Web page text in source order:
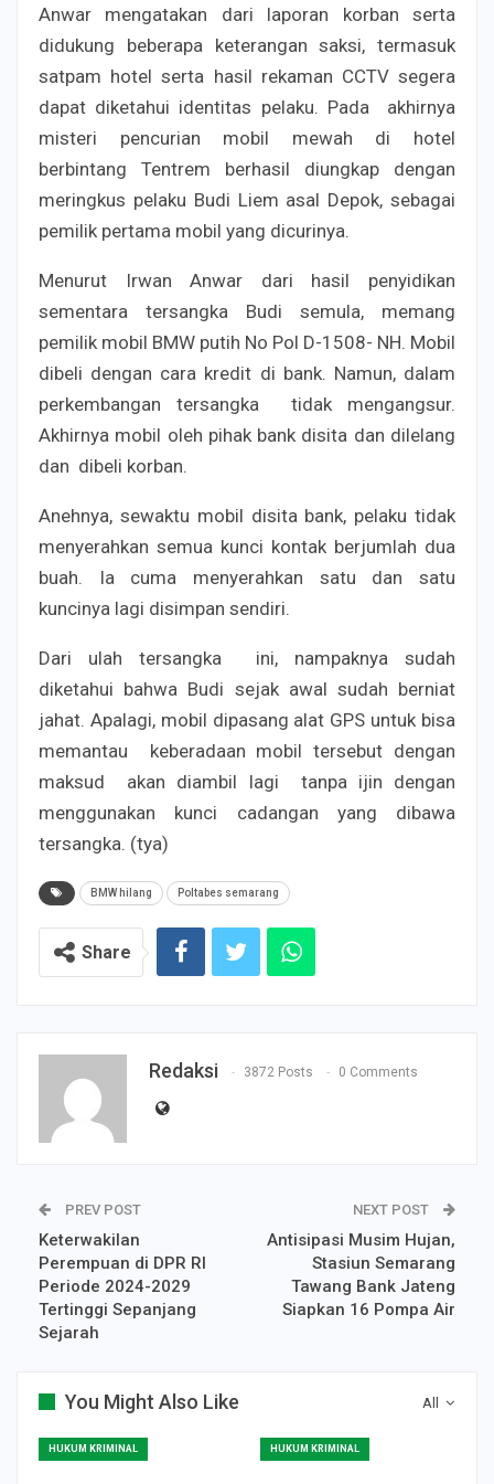
Anwar mengatakan dari laporan korban serta
didukung beberapa keterangan saksi, termasuk
satpam hotel serta hasil rekaman CCTV segera
dapat diketahui identitas pelaku. Pada akhirnya
misteri pencurian mobil mewah di hotel
berbintang Tentrem berhasil diungkap dengan
meringkus pelaku Budi Liem asal Depok, sebagai
pemilik pertama mobil yang dicurinya.
Menurut Irwan Anwar dari hasil penyidikan
sementara tersangka Budi semula, memang
pemilik mobil BMW putih No Pol D-1508- NH. Mobil
dibeli dengan cara kredit di bank. Namun, dalam
perkembangan tersangka tidak mengangsur.
Akhirnya mobil oleh pihak bank disita dan dilelang
dan dibeli korban.
Anehnya, sewaktu mobil disita bank, pelaku tidak
menyerahkan semua kunci kontak berjumlah dua
buah. Ia cuma menyerahkan satu dan satu
kuncinya lagi disimpan sendiri.
Dari ulah tersangka ini, nampaknya sudah
diketahui bahwa Budi sejak awal sudah berniat
jahat. Apalagi, mobil dipasang alat GPS untuk bisa
memantau keberadaan mobil tersebut dengan
maksud akan diambil lagi tanpa ijin dengan
menggunakan kunci cadangan yang dibawa
tersangka. (tya)
BMW hilang Poltabes semarang
Share
Redaksi 3872 Posts 0 Comments
PREV POST
Keterwakilan
Perempuan di DPR RI
Periode 2024-2029
Tertinggi Sepanjang
Sejarah
NEXT POST
Antisipasi Musim Hujan,
Stasiun Semarang
Tawang Bank Jateng
Siapkan 16 Pompa Air
All
You Might Also Like
HUKUM KRIMINAL HUKUM KRIMINAL